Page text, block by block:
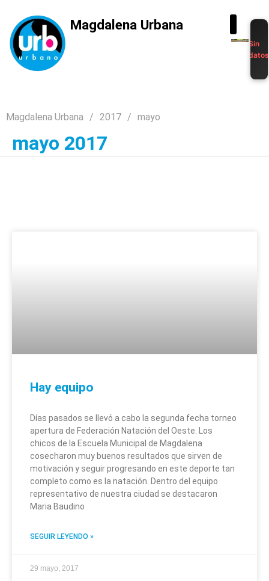
Magdalena Urbana
Sin
datos
Magdalena Urbana 2017 mayo
mayo 2017
Hay equipo
Días pasados se llevó a cabo la segunda fecha torneo
apertura de Federación Natación del Oeste. Los
chicos de la Escuela Municipal de Magdalena
cosecharon muy buenos resultados que sirven de
motivación y seguir progresando en este deporte tan
completo como es la natación. Dentro del equipo
representativo de nuestra ciudad se destacaron
Maria Baudino
SEGUIR LEYENDO »
29 mayo, 2017